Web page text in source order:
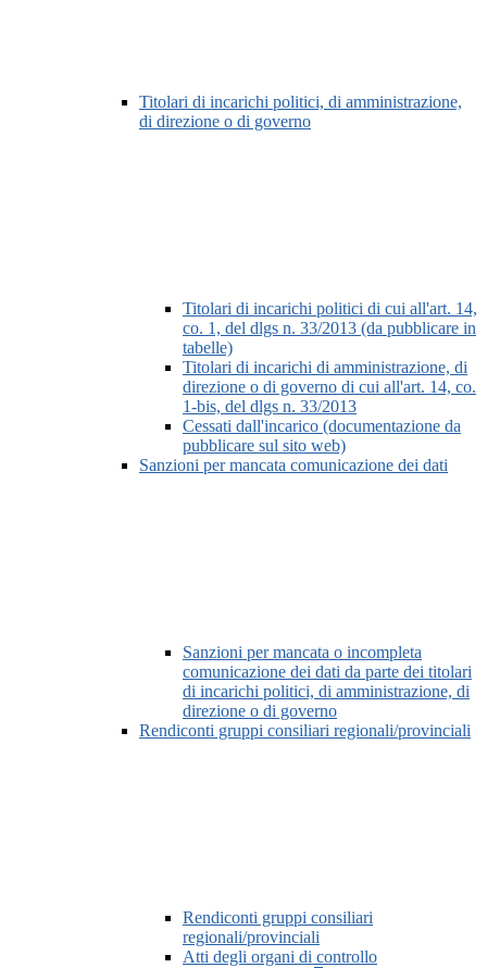
Titolari di incarichi politici, di amministrazione,
di direzione o di governo
Titolari di incarichi politici di cui all'art. 14,
co. 1, del dlgs n. 33/2013 (da pubblicare in
tabelle)
Titolari di incarichi di amministrazione, di
direzione o di governo di cui all'art. 14, co.
1-bis, del dlgs n. 33/2013
Cessati dall'incarico (documentazione da
pubblicare sul sito web)
Sanzioni per mancata comunicazione dei dati
Sanzioni per mancata o incompleta
comunicazione dei dati da parte dei titolari
di incarichi politici, di amministrazione, di
direzione o di governo
Rendiconti gruppi consiliari regionali/provinciali
Rendiconti gruppi consiliari
regionali/provinciali
Atti degli organi di controllo